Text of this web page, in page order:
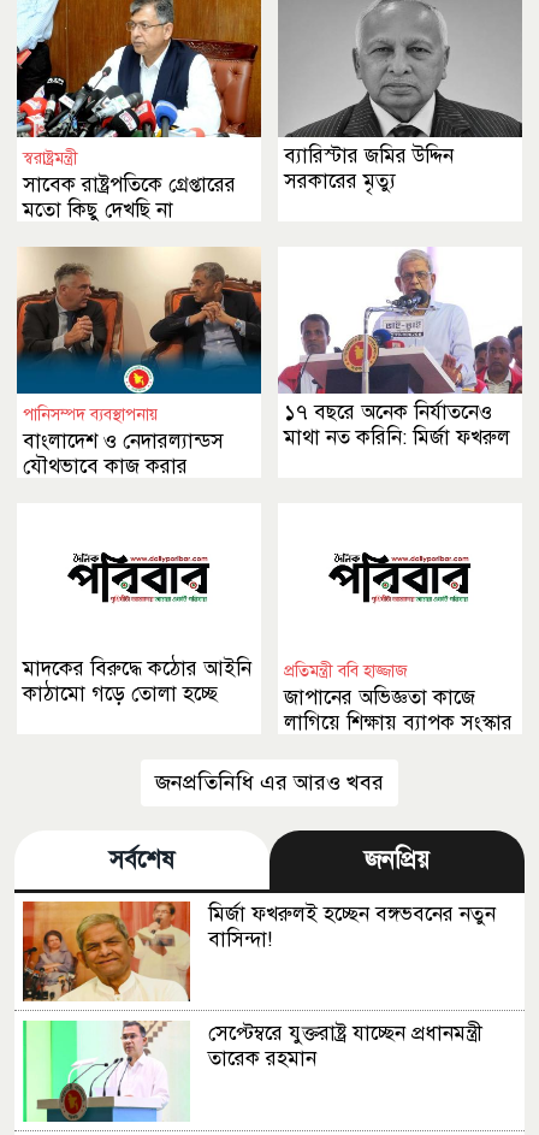
স্বরাষ্ট্রমন্ত্রী
সাবেক রাষ্ট্রপতিকে গ্রেপ্তারের
মতো কিছু দেখছি না
ব্যারিস্টার জমির উদ্দিন
সরকারের মৃত্যু
পানিসম্পদ ব্যবস্থাপনায়
বাংলাদেশ ও নেদারল্যান্ডস
যৌথভাবে কাজ করার
১৭ বছরে অনেক নির্যাতনেও
মাথা নত করিনি: মির্জা ফখরুল
মাদকের বিরুদ্ধে কঠোর আইনি
কাঠামো গড়ে তোলা হচ্ছে
প্রতিমন্ত্রী ববি হাজ্জাজ
জাপানের অভিজ্ঞতা কাজে
লাগিয়ে শিক্ষায় ব্যাপক সংস্কার
জনপ্রতিনিধি এর আরও খবর
সর্বশেষ জনপ্রিয়
মির্জা ফখরুলই হচ্ছেন বঙ্গভবনের নতুন
বাসিন্দা!
সেপ্টেম্বরে যুক্তরাষ্ট্র যাচ্ছেন প্রধানমন্ত্রী
তারেক রহমান